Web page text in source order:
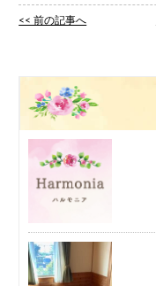
<< 前の記事へ